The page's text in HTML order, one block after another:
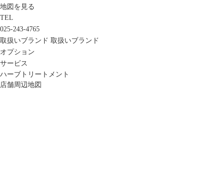
地図を見る
TEL
025-243-4765
取扱いブランド 取扱いブランド
オプション
サービス
ハーブトリートメント
店舗周辺地図